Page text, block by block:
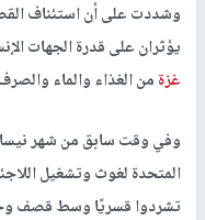
وشددت على أن استئناف
يؤثران على قدرة الجهات
غزةمن الغذاء والماء
وفي وقت سابق من شهر
تشردوا قسريًا وسط قصف